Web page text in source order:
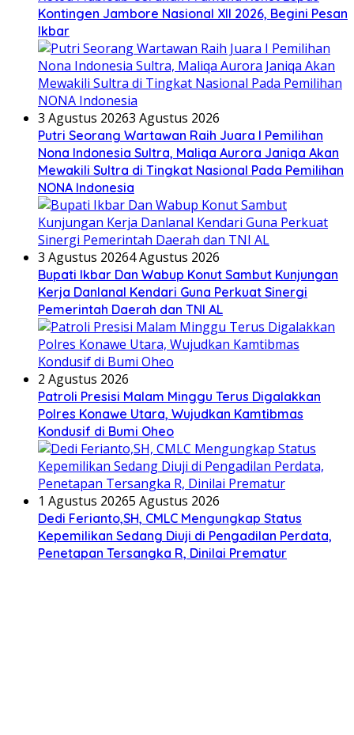
Kontingen Jambore Nasional XII 2026, Begini Pesan
Ikbar
3 Agustus 20263 Agustus 2026
Putri Seorang Wartawan ‎Raih Juara I Pemilihan
Nona Indonesia Sultra, Maliqa Aurora Janiqa Akan
Mewakili Sultra di Tingkat Nasional Pada Pemilihan
NONA Indonesia
3 Agustus 20264 Agustus 2026
Bupati Ikbar Dan Wabup Konut Sambut Kunjungan
Kerja Danlanal Kendari Guna Perkuat Sinergi
Pemerintah Daerah dan TNI AL
2 Agustus 2026
Patroli Presisi Malam Minggu Terus Digalakkan
Polres Konawe Utara, Wujudkan Kamtibmas
Kondusif di Bumi Oheo
1 Agustus 20265 Agustus 2026
Dedi Ferianto,SH, CMLC Mengungkap Status
Kepemilikan Sedang Diuji di Pengadilan Perdata,
Penetapan Tersangka R, Dinilai Prematur